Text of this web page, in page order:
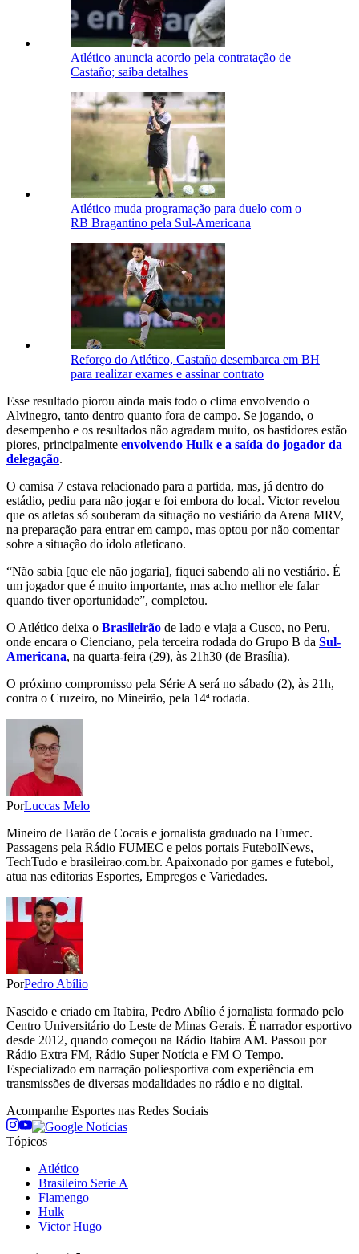
Atlético anuncia acordo pela contratação de
Castaño; saiba detalhes
Atlético muda programação para duelo com o
RB Bragantino pela Sul-Americana
Reforço do Atlético, Castaño desembarca em BH
para realizar exames e assinar contrato
Esse resultado piorou ainda mais todo o clima envolvendo o
Alvinegro, tanto dentro quanto fora de campo. Se jogando, o
desempenho e os resultados não agradam muito, os bastidores estão
piores, principalmente envolvendo Hulk e a saída do jogador da
delegação.
O camisa 7 estava relacionado para a partida, mas, já dentro do
estádio, pediu para não jogar e foi embora do local. Victor revelou
que os atletas só souberam da situação no vestiário da Arena MRV,
na preparação para entrar em campo, mas optou por não comentar
sobre a situação do ídolo atleticano.
“Não sabia [que ele não jogaria], fiquei sabendo ali no vestiário. É
um jogador que é muito importante, mas acho melhor ele falar
quando tiver oportunidade”, completou.
O Atlético deixa o Brasileirão de lado e viaja a Cusco, no Peru,
onde encara o Cienciano, pela terceira rodada do Grupo B da Sul-
Americana, na quarta-feira (29), às 21h30 (de Brasília).
O próximo compromisso pela Série A será no sábado (2), às 21h,
contra o Cruzeiro, no Mineirão, pela 14ª rodada.
PorLuccas Melo
Mineiro de Barão de Cocais e jornalista graduado na Fumec.
Passagens pela Rádio FUMEC e pelos portais FutebolNews,
TechTudo e brasileirao.com.br. Apaixonado por games e futebol,
atua nas editorias Esportes, Empregos e Variedades.
PorPedro Abílio
Nascido e criado em Itabira, Pedro Abílio é jornalista formado pelo
Centro Universitário do Leste de Minas Gerais. É narrador esportivo
desde 2012, quando começou na Rádio Itabira AM. Passou por
Rádio Extra FM, Rádio Super Notícia e FM O Tempo.
Especializado em narração poliesportiva com experiência em
transmissões de diversas modalidades no rádio e no digital.
Acompanhe Esportes nas Redes Sociais
Tópicos
Atlético
Brasileiro Serie A
Flamengo
Hulk
Victor Hugo